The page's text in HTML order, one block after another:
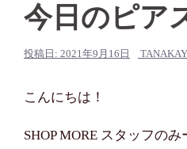
今日のピア
投稿日: 2021年9月16日
こんにちは！
SHOP MORE スタッフのみ